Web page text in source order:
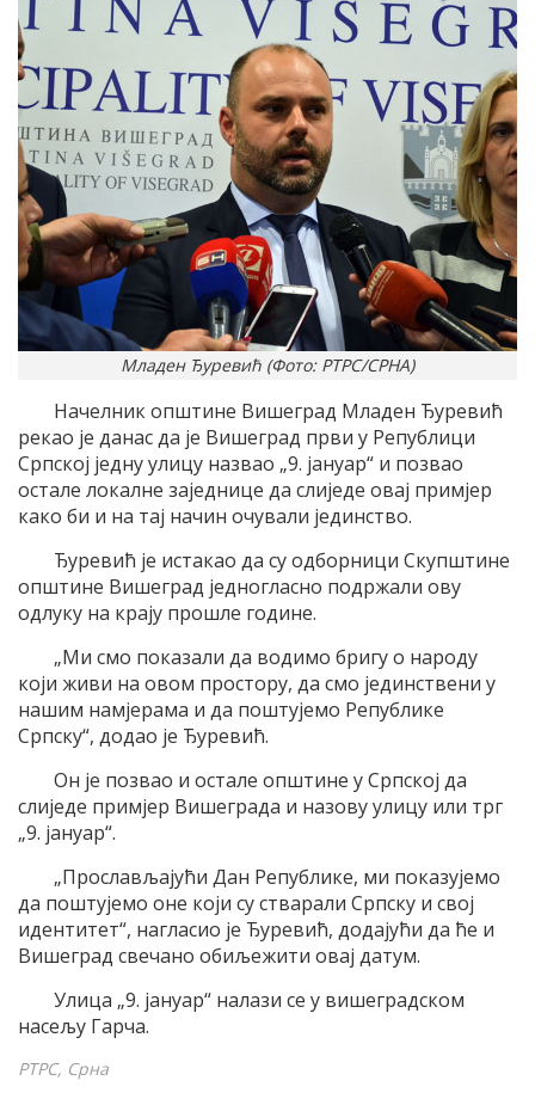
Младен Ђуревић (Фото: РТРС/СРНА)
Начелник општине Вишеград Младен Ђуревић
рекао је данас да је Вишеград први у Републици
Српској једну улицу назвао „9. јануар“ и позвао
остале локалне заједнице да слиједе овај примјер
како би и на тај начин очували јединство.
Ђуревић је истакао да су одборници Скупштине
општине Вишеград једногласно подржали ову
одлуку на крају прошле године.
„Ми смо показали да водимо бригу о народу
који живи на овом простору, да смо јединствени у
нашим намјерама и да поштујемо Републике
Српску“, додао је Ђуревић.
Он је позвао и остале општине у Српској да
слиједе примјер Вишеграда и назову улицу или трг
„9. јануар“.
„Прослављајући Дан Републике, ми показујемо
да поштујемо оне који су стварали Српску и свој
идентитет“, нагласио је Ђуревић, додајући да ће и
Вишеград свечано обиљежити овај датум.
Улица „9. јануар“ налази се у вишеградском
насељу Гарча.
РТРС, Срна